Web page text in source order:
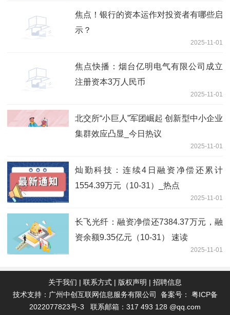
焦点！银行的资本运作对投资者有哪些启
示？
2025-11-01
焦点快播：烟台亿明电气有限公司成立
注册资本3万人民币
2025-11-01
北交所“小巨人”军团崛起 创新型中小企业
集群效应凸显_今日热议
2025-11-01
灿勤科技：连续4日融资净偿还累计
1554.39万元（10-31）_热点
2025-11-01
长飞光纤：融资净偿还7384.37万元，融
资余额9.35亿元（10-31） 速读
2025-11-01
关于我们 | 联系方式 | 版权声明 | 招聘信息
技术支持：广州中创互联网信息服务有限公司 备案号： 粤ICP备
2022077823号-3 联系邮箱：317 493 128 @qq.com